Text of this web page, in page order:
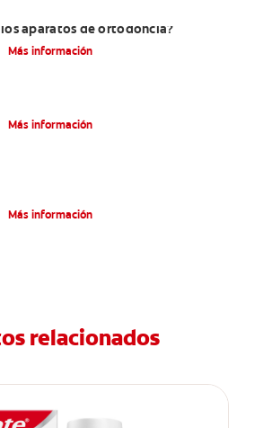
los aparatos de ortodoncia?
Más información
Más información
Más información
relacionados